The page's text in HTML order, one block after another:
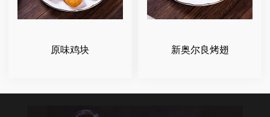
原味鸡块 新奥尔良烤翅